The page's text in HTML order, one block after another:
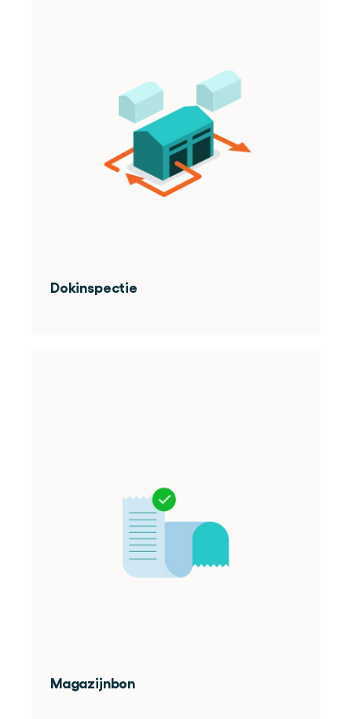
Dokinspectie
Magazijnbon